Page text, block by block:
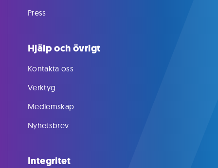
Press
Hjälp och övrigt
Kontakta oss
Verktyg
Medlemskap
Nyhetsbrev
Integritet